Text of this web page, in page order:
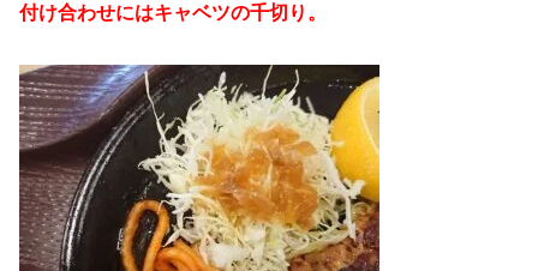
付け合わせにはキャベツの千切り。